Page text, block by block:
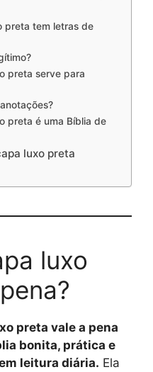
preta tem letras de
preta serve para
preta é uma Bíblia de
luxo preta
luxo
preta vale a pena
bonita, prática e
leitura diária. Ela